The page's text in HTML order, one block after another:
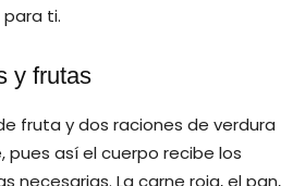
ti.
y frutas
fruta y dos raciones de verdura
pues así el cuerpo recibe los
necesarias. La carne roja, el pan,